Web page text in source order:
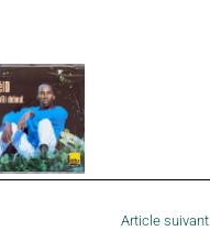
Article suivant